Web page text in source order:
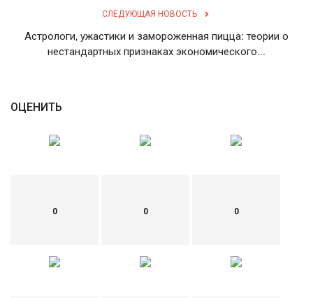
СЛЕДУЮЩАЯ НОВОСТЬ
Астрологи, ужастики и замороженная пицца: теории о
нестандартных признаках экономического...
ОЦЕНИТЬ
0 0 0